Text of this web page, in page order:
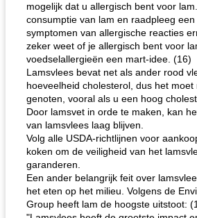
mogelijk dat u allergisch bent voor
consumptie van lam en raadpleeg
symptomen van allergische reacties
zeker weet of je allergisch bent voor
voedselallergieën een mart-idee. (16)
Lamsvlees bevat net als ander rood
hoeveelheid cholesterol, dus het
genoten, vooral als u een hoog
Door lamsvet in orde te maken, kan
van lamsvlees laag blijven.
Volg alle USDA-richtlijnen voor
koken om de veiligheid van het
garanderen.
Een ander belangrijk feit over
het eten op het milieu. Volgens de
Group heeft lam de hoogste uitstoot: